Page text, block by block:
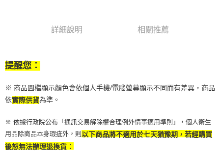
２．關於個人資料處理事宜，請瀏覽以下網址：
３．未成年的使用者請事先徵得法定代理人或監護人之同意方可使用
「AFTEE先享後付」，若未經同意申辦者引起之損失，本公司不負相關責
任。
時審查核予不同之上限額度；若仍有額度不足之情形，本公司將視審查結果
５．嚴禁一人註冊多個帳號或使用他人資訊註冊。若發現惡意使用之情形，
恩沛科技股份有限公司將有權停止該用戶之使用額度並採取法律行動。
付款後7-11取貨
每筆NT$65，滿NT$490(含以上)免運費
宅配(本島)
每筆NT$100，滿NT$790(含以上)免運費
付款後寶雅門市自取(由倉庫統一出貨)
每筆NT$80，滿NT$290(含以上)免運費
詳細說明 相關推薦
提醒您：
※ 商品圖檔顯示顏色會依個人手機/電腦螢幕顯示不同而有差異，商品
依實際供貨為準。
※ 依據行政院公布「通訊交易解除權合理例外情事適用準則」，個人衛生
用品除商品本身瑕疵外，則 以下商品將不適用於七天猶豫期，若經購買
後恕無法辦理退換貨：